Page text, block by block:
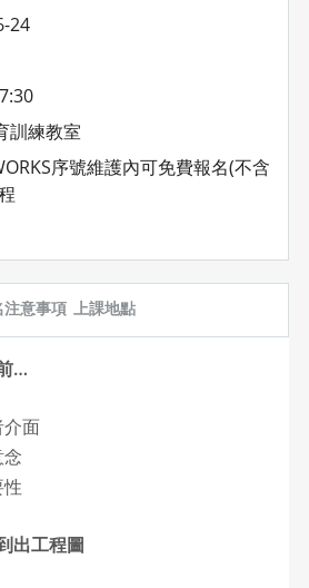
注意事項 上課地點
…
介面
出工程圖
24
訓練教室
序號維護內可免費報名(不含